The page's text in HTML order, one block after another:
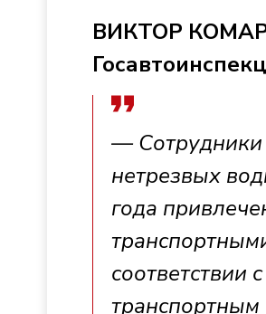
ВИКТОР
— Сотрудники
нетрезвых
года
соответствии
транспортным